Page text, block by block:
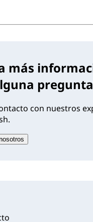
más
con nuestros